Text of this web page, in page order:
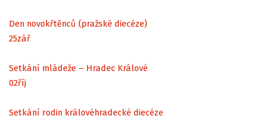
Den novokřtěnců (pražské diecéze)
25zář
Setkání mládeže – Hradec Králové
02říj
Setkání rodin královéhradecké diecéze